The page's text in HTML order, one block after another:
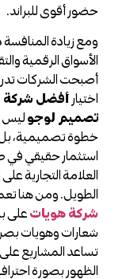
حضور أقوى للبراند.
ومع زيادة المنافسة داخل
الأسواق الرقمية والتقليدية،
أصبحت الشركات تدرك أن
أفضل شركة
تصميم لوجو ليس مجرد
خطوة تصميمية، بل
استثمار حقيقي في صورة
العلامة التجارية على المدى
الطويل. ومن هنا تعمل
شركة هوياتعلى بناء
شعارات وهويات بصرية
تساعد المشاريع على
الظهور بصورة احترافية